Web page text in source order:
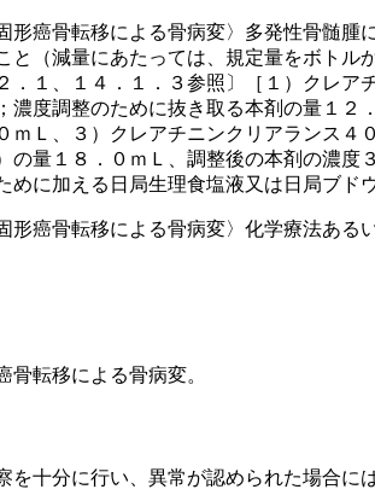
癌骨転移による骨病変〉多発性骨髄
と（減量にあたっては、規定量をボト
．１、１４．１．３参照〕［１）クレ
濃度調整のために抜き取る本剤の量１
ｍＬ、３）クレアチニンクリアランス
の量１８．０ｍＬ、調整後の本剤の濃
に加える日局生理食塩液又は日局ブ
癌骨転移による骨病変〉化学療法ある
転移による骨病変。
十分に行い、異常が認められた場合に